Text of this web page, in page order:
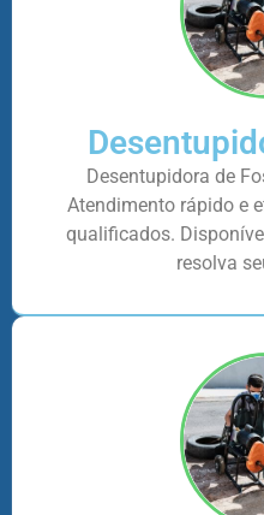
Desentupidora de
Atendimento rápido e
qualificados.
resolva